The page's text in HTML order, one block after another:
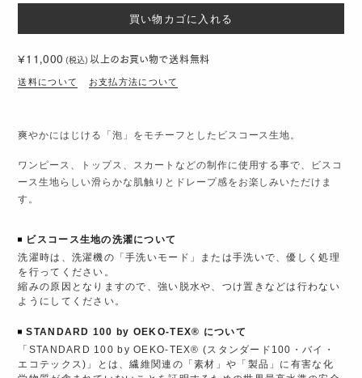
¥11,000 (税込) 以上のお買い物で送料無料
送料について お支払方法について
爽やかにはじける「泡」をモチーフとしたビスコース生地。
ワンピース、トップス、スカートなどの制作に使用する事で、ビスコ
ース生地らしい滑らかな肌触りとドレープ感をお楽しみいただけま
す。
ビスコース生地の洗濯について
洗濯時は、洗濯機の「手洗いモード」または手洗いで、優しく処理
を行ってください。
縮みの原因となりますので、強い脱水や、つけ置きなどは行わない
ようにしてください。
STANDARD 100 by OEKO-TEX® について
「STANDARD 100 by OEKO-TEX® (スタンダード100・バイ・
エコテックス)」とは、繊維関連の「素材」や「製品」に有害な化